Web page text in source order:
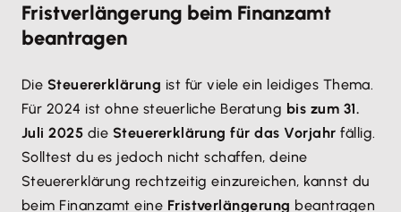
Fristverlängerung beim Finanzamt
beantragen
Die Steuererklärung ist für viele ein leidiges Thema.
Für 2024 ist ohne steuerliche Beratung bis zum 31.
Juli 2025 die Steuererklärung für das Vorjahr fällig.
Solltest du es jedoch nicht schaffen, deine
Steuererklärung rechtzeitig einzureichen, kannst du
beim Finanzamt eine Fristverlängerung beantragen